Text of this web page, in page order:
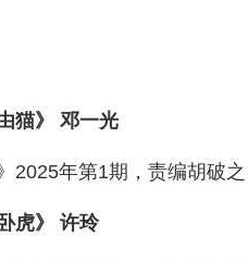
猫》 邓一光
2025年第1期，责编胡破之
虎》 许玲